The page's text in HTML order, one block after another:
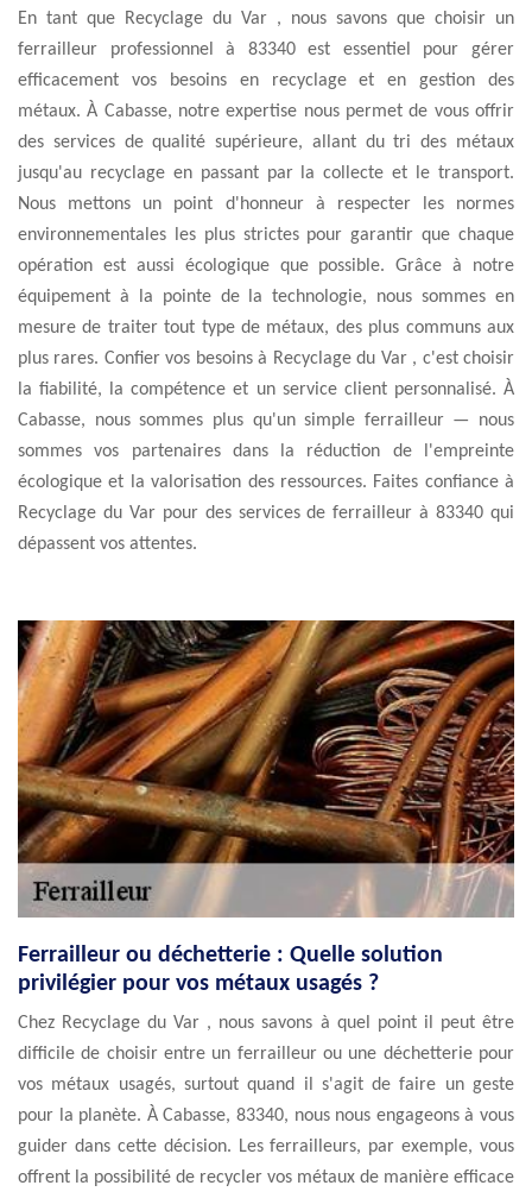
En tant que Recyclage du Var , nous savons que choisir un
ferrailleur professionnel à 83340 est essentiel pour gérer
efficacement vos besoins en recyclage et en gestion des
métaux. À Cabasse, notre expertise nous permet de vous offrir
des services de qualité supérieure, allant du tri des métaux
jusqu'au recyclage en passant par la collecte et le transport.
Nous mettons un point d'honneur à respecter les normes
environnementales les plus strictes pour garantir que chaque
opération est aussi écologique que possible. Grâce à notre
équipement à la pointe de la technologie, nous sommes en
mesure de traiter tout type de métaux, des plus communs aux
plus rares. Confier vos besoins à Recyclage du Var , c'est choisir
la fiabilité, la compétence et un service client personnalisé. À
Cabasse, nous sommes plus qu'un simple ferrailleur — nous
sommes vos partenaires dans la réduction de l'empreinte
écologique et la valorisation des ressources. Faites confiance à
Recyclage du Var pour des services de ferrailleur à 83340 qui
dépassent vos attentes.
Ferrailleur ou déchetterie : Quelle solution
privilégier pour vos métaux usagés ?
Chez Recyclage du Var , nous savons à quel point il peut être
difficile de choisir entre un ferrailleur ou une déchetterie pour
vos métaux usagés, surtout quand il s'agit de faire un geste
pour la planète. À Cabasse, 83340, nous nous engageons à vous
guider dans cette décision. Les ferrailleurs, par exemple, vous
offrent la possibilité de recycler vos métaux de manière efficace